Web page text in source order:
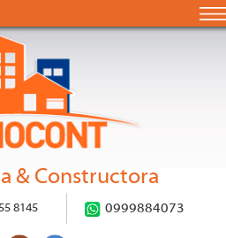
& Constructora
8145 0999884073